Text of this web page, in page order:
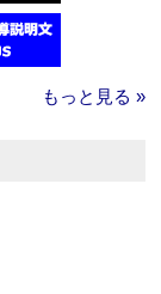
もっと見る »